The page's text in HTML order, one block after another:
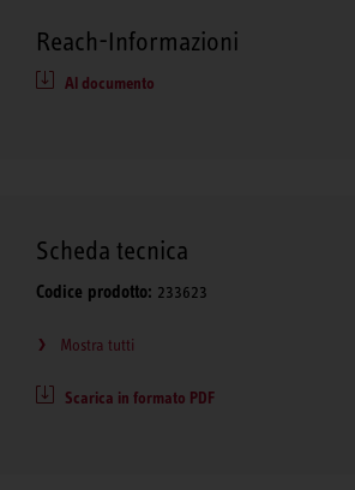
Reach-Informazioni
Al documento
Scheda tecnica
Codice prodotto: 233623
Mostra tutti
Scarica in formato PDF